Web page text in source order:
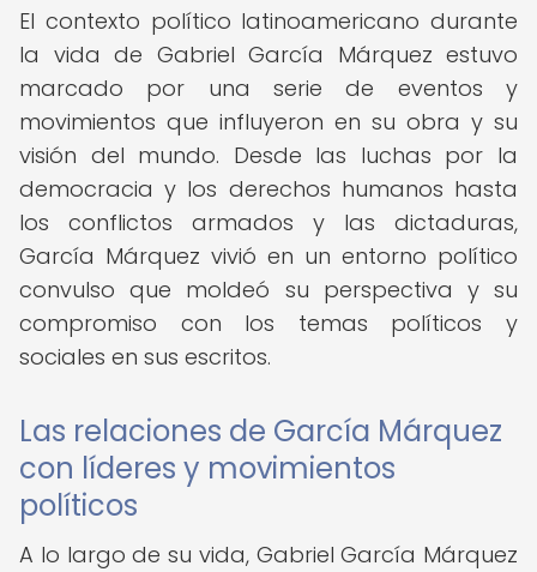
El contexto político latinoamericano durante
la vida de Gabriel García Márquez estuvo
marcado por una serie de eventos y
movimientos que influyeron en su obra y su
visión del mundo. Desde las luchas por la
democracia y los derechos humanos hasta
los conflictos armados y las dictaduras,
García Márquez vivió en un entorno político
convulso que moldeó su perspectiva y su
compromiso con los temas políticos y
sociales en sus escritos.
Las relaciones de García Márquez
con líderes y movimientos
políticos
A lo largo de su vida, Gabriel García Márquez